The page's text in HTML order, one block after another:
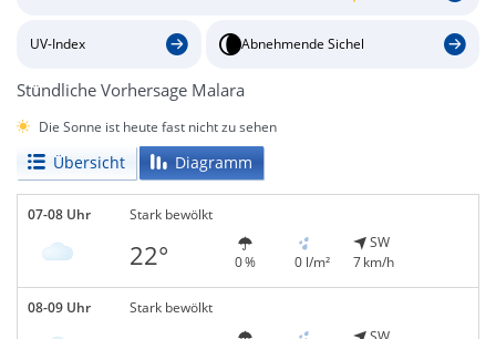
UV-Index Abnehmende Sichel
Stündliche Vorhersage Malara
Die Sonne ist heute fast nicht zu sehen
Übersicht Diagramm
07-08 Uhr Stark bewölkt
22° 0 % 0 l/m²
SW
7 km/h
08-09 Uhr Stark bewölkt